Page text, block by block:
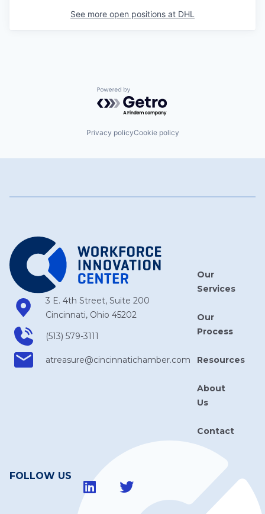
See more open positions at DHL
Powered by Getro.com
Privacy policyCookie policy
3 E. 4th Street, Suite 200
Cincinnati, Ohio 45202
(513) 579-3111
atreasure​@cincinnatichamber​.com
Our
Services
Our
Process
Resources
About
Us
Contact
FOLLOW US